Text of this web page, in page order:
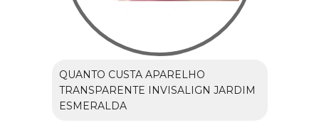
QUANTO CUSTA APARELHO
TRANSPARENTE INVISALIGN JARDIM
ESMERALDA